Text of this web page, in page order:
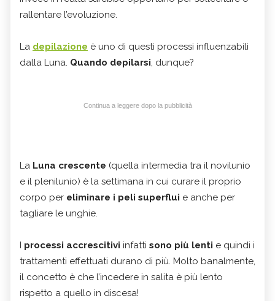
rallentare l’evoluzione.
La depilazione è uno di questi processi influenzabili
dalla Luna. Quando depilarsi, dunque?
Continua a leggere dopo la pubblicità
La Luna crescente (quella intermedia tra il novilunio
e il plenilunio) è la settimana in cui curare il proprio
corpo per eliminare i peli superflui e anche per
tagliare le unghie.
I processi accrescitivi infatti sono più lenti e quindi i
trattamenti effettuati durano di più. Molto banalmente,
il concetto è che l’incedere in salita è più lento
rispetto a quello in discesa!